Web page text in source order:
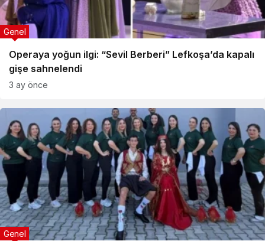
Operaya yoğun ilgi: “Sevil Berberi” Lefkoşa’da kapalı
gişe sahnelendi
Genel
3 ay önce
Genel